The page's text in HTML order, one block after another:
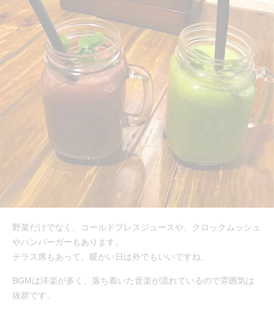
野菜だけでなく、コールドプレスジュースや、クロックムッシュ
やハンバーガーもあります。
テラス席もあって、暖かい日は外でもいいですね。
BGMは洋楽が多く、落ち着いた音楽が流れているので雰囲気は
抜群です。